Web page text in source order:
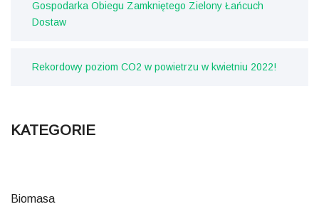
Gospodarka Obiegu Zamkniętego Zielony Łańcuch
Dostaw
Rekordowy poziom CO2 w powietrzu w kwietniu 2022!
KATEGORIE
Biomasa